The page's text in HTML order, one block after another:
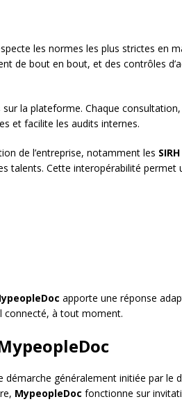
les normes les plus strictes en
de bout en bout, et des contrôles
la plateforme. Chaque
et facilite les audits internes.
de l’entreprise, notamment les SIRH
talents. Cette interopérabilité
apporte une réponse
connecté, à tout moment.
généralement initiée par le
MypeopleDoc fonctionne sur